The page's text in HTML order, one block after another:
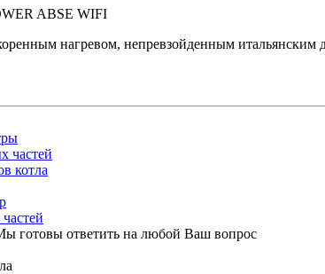
ABSE WIFI
нагревом, непревзойденным
частей
котла
готовы ответить на любой Ваш вопрос